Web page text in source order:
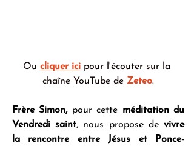
Ou cliquer ici pour l'écouter sur la
chaîne YouTube de Zeteo.
Frère Simon, pour cette méditation du
Vendredi saint, nous propose de vivre
la rencontre entre Jésus et Ponce-